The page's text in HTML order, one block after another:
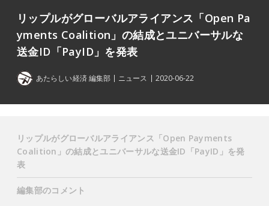
リップルがグローバルアライアンス「Open Pa
yments Coalition」の結成とユニバーサルな
送金ID「PayID」を発表
あたらしい経済 編集部 ニュース 2020-06-22
リップルがグローバルアライアンス「Open Payments
Coalition」の結成とユニバーサルな送金ID「PayID」を発
表
編集部のコメント